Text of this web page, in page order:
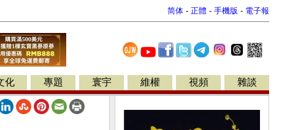
简体 - 正體 - 手機版 - 電子報
化 專題 寰宇 維權 視頻 雜談